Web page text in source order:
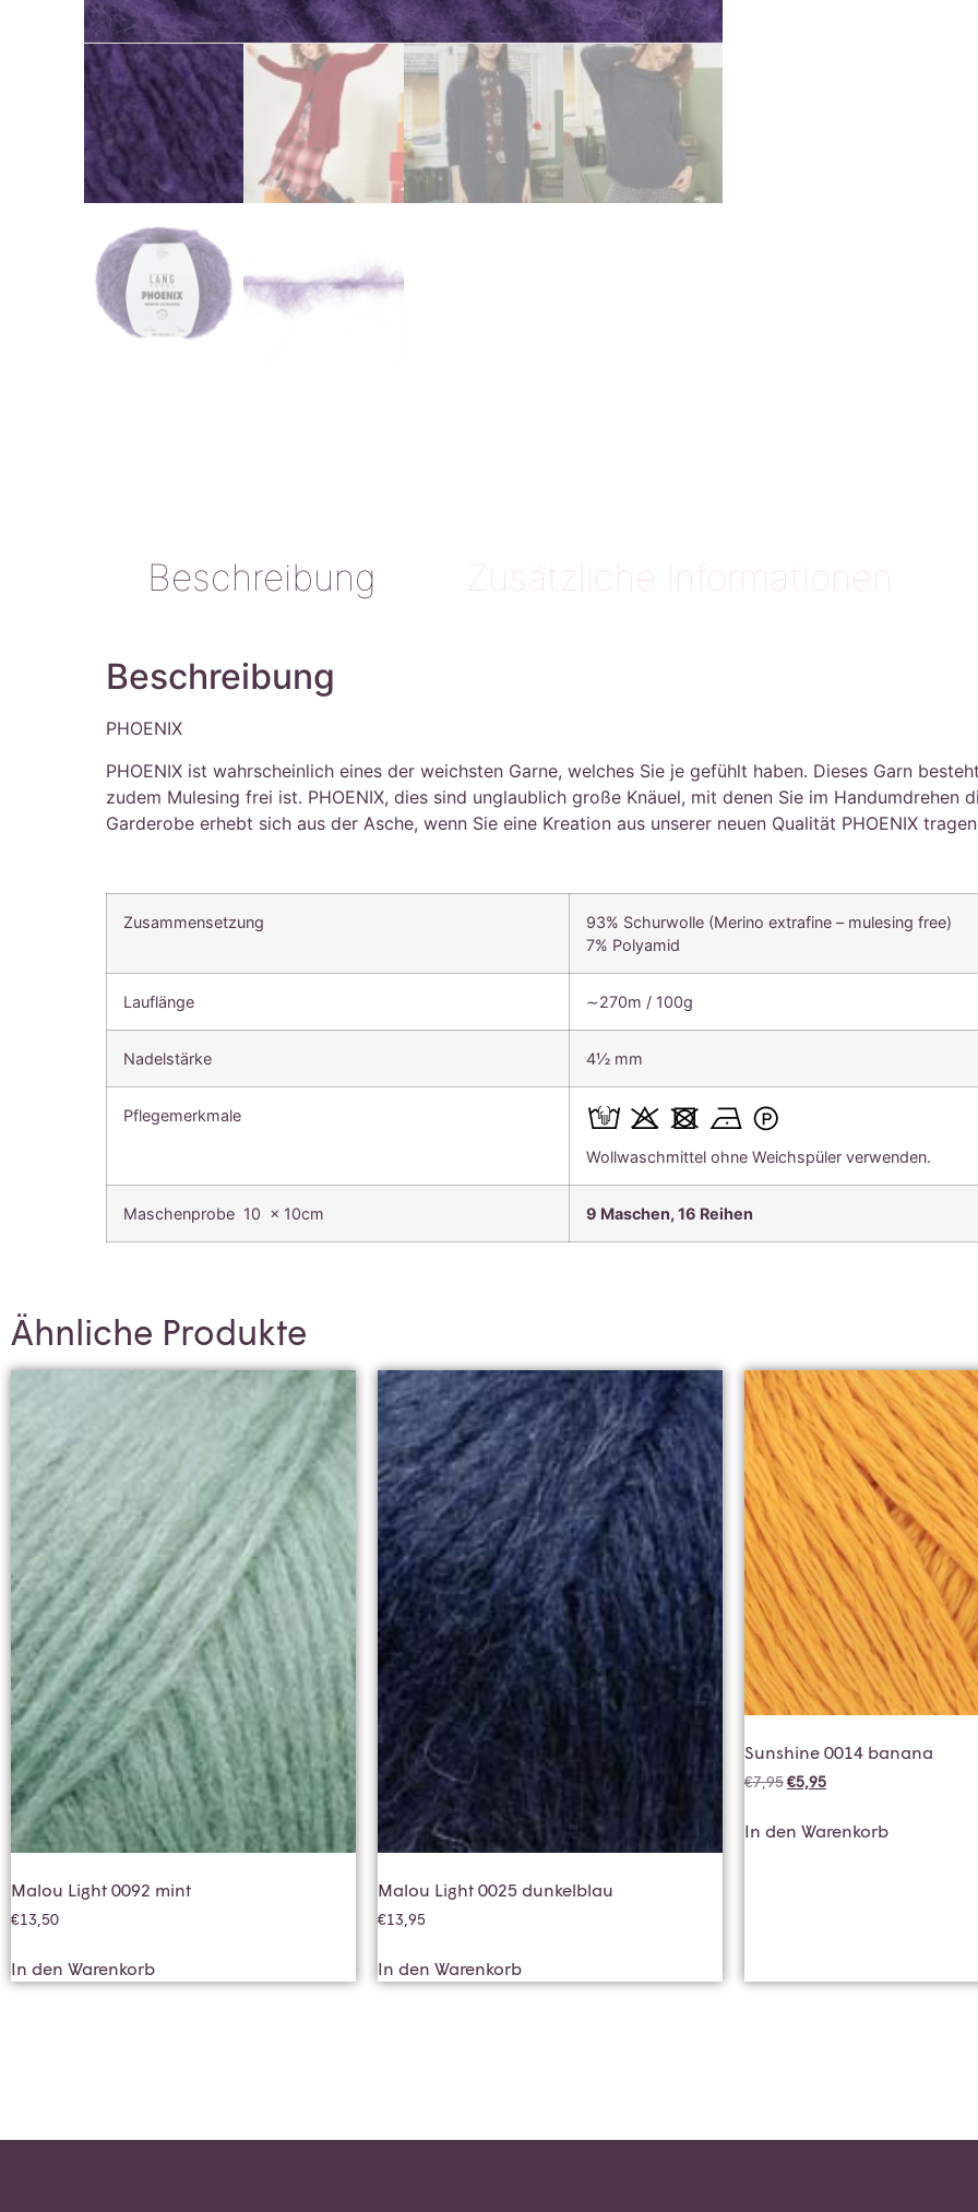
Beschreibung Zusätzliche Informationen
Beschreibung
PHOENIX
PHOENIX ist wahrscheinlich eines der weichsten Garne, welches Sie je gefühlt haben. Dieses Garn
zudem Mulesing frei ist. PHOENIX, dies sind unglaublich große Knäuel, mit denen Sie im Handumdrehen
Garderobe erhebt sich aus der Asche, wenn Sie eine Kreation aus unserer neuen Qualität PHOENIX
Zusammensetzung
93% Schurwolle (Merino extrafine – mulesing free)
7% Polyamid
Lauflänge ∼270m / 100g
Nadelstärke 4½ mm
Pflegemerkmale
Wollwaschmittel ohne Weichspüler verwenden.
Maschenprobe 10 x 10cm 9 Maschen, 16 Reihen
Ähnliche Produkte
Malou Light 0092 mint
€13,50
In den Warenkorb
Malou Light 0025 dunkelblau
€13,95
In den Warenkorb
Sunshine 0014 banana
€7,95€5,95
In den Warenkorb